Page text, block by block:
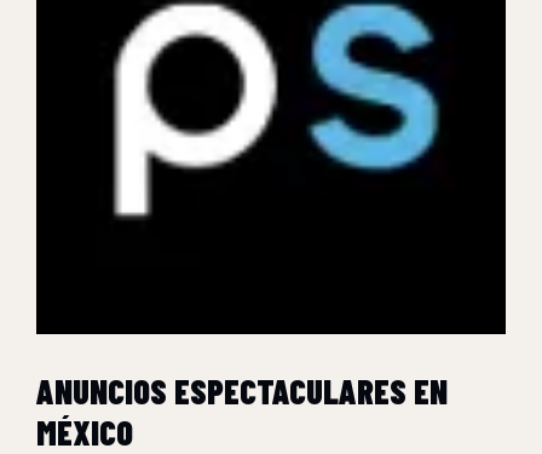
ANUNCIOS ESPECTACULARES EN
MÉXICO